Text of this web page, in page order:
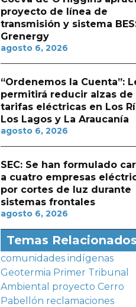
proyecto de línea de
transmisión y sistema
Grenergy
agosto 6, 2026
“Ordenemos la Cuenta”:
permitirá reducir alzas de
tarifas eléctricas en Los
Los Lagos y La Araucanía
agosto 6, 2026
SEC: Se han formulado
a cuatro empresas
por cortes de luz durante
sistemas frontales
agosto 6, 2026
Temas Relacionados
comunidades indígenas
Geotermia Primer Tribunal
Ambiental proyecto Cerro
Pabellón reclamaciones